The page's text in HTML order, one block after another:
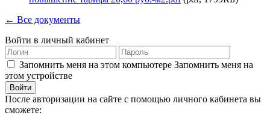
← Все документы
Войти в личный кабинет
Запомнить меня на этом компьютере Запомнить меня на
этом устройстве
После авторизации на сайте с помощью личного кабинета вы
сможете: